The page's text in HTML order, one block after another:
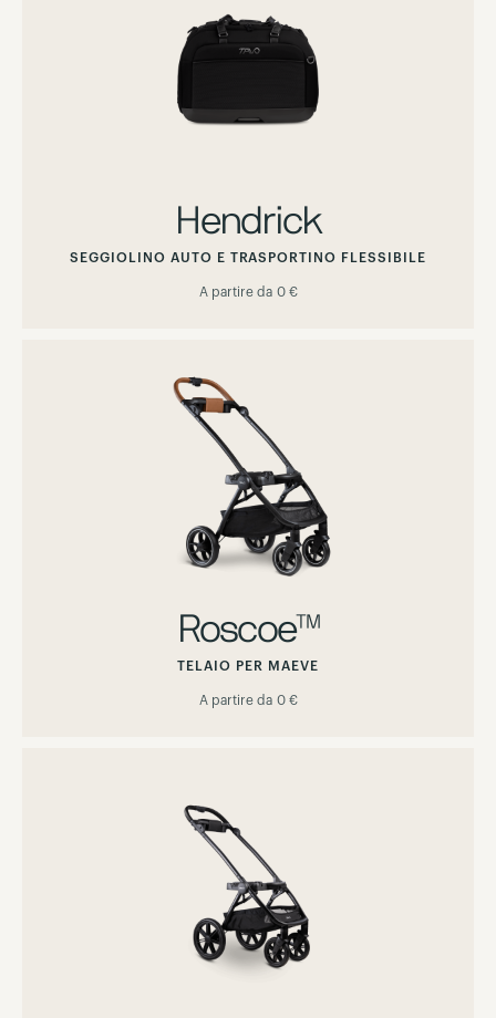
Hendrick
SEGGIOLINO AUTO E TRASPORTINO FLESSIBILE
A partire da 0 €
Roscoe™
TELAIO PER MAEVE
A partire da 0 €